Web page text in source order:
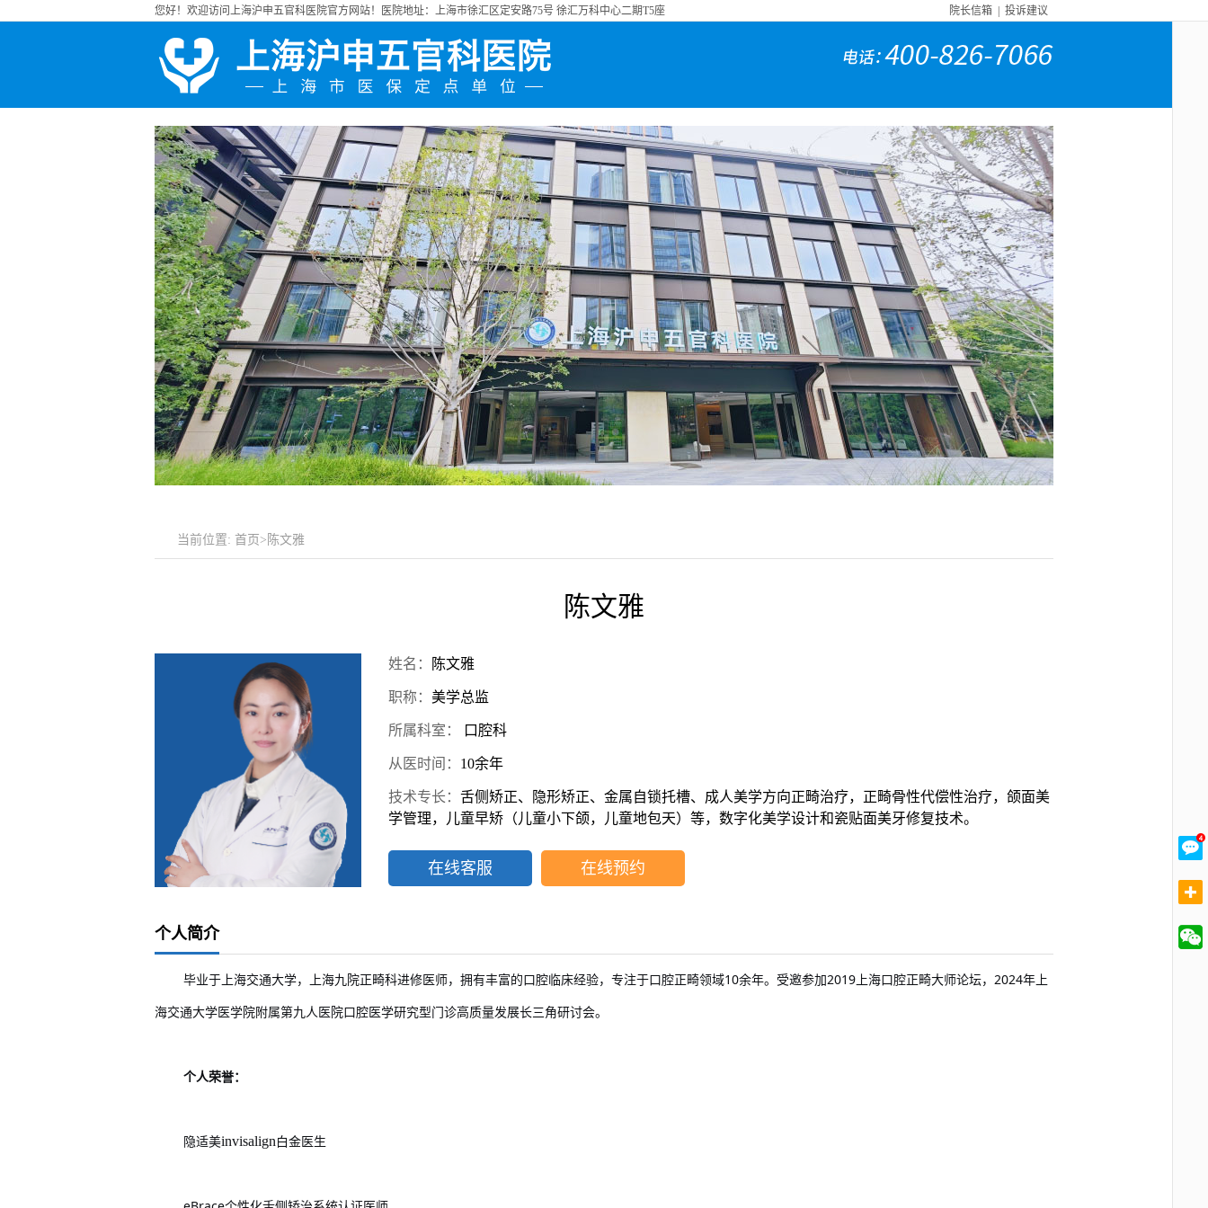
您好！欢迎访问上海沪申五官科医院官方网站！医院地址：上海市徐汇区定安路75号 徐汇万科中心二期T5座 院长信箱 投诉建议
当前位置: 首页 >陈文雅
陈文雅
姓名： 陈文雅
职称： 美学总监
所属科室： 口腔科
从医时间： 10余年
技术专长： 舌侧矫正、隐形矫正、金属自锁托槽、成人美学方向正畸治疗，正畸骨性代偿性治疗，颌面美
学管理，儿童早矫（儿童小下颌，儿童地包天）等，数字化美学设计和瓷贴面美牙修复技术。
在线客服 在线预约
个人简介
毕业于上海交通大学，上海九院正畸科进修医师，拥有丰富的口腔临床经验，专注于口腔正畸领域10余年。受邀参加2019 上海口腔正畸大师论坛， 2024年上
海交通大学医学院附属第九人医院口腔医学研究型门诊高质量发展长三角研讨会。
个人荣誉：
隐适美invisalign 白金医生